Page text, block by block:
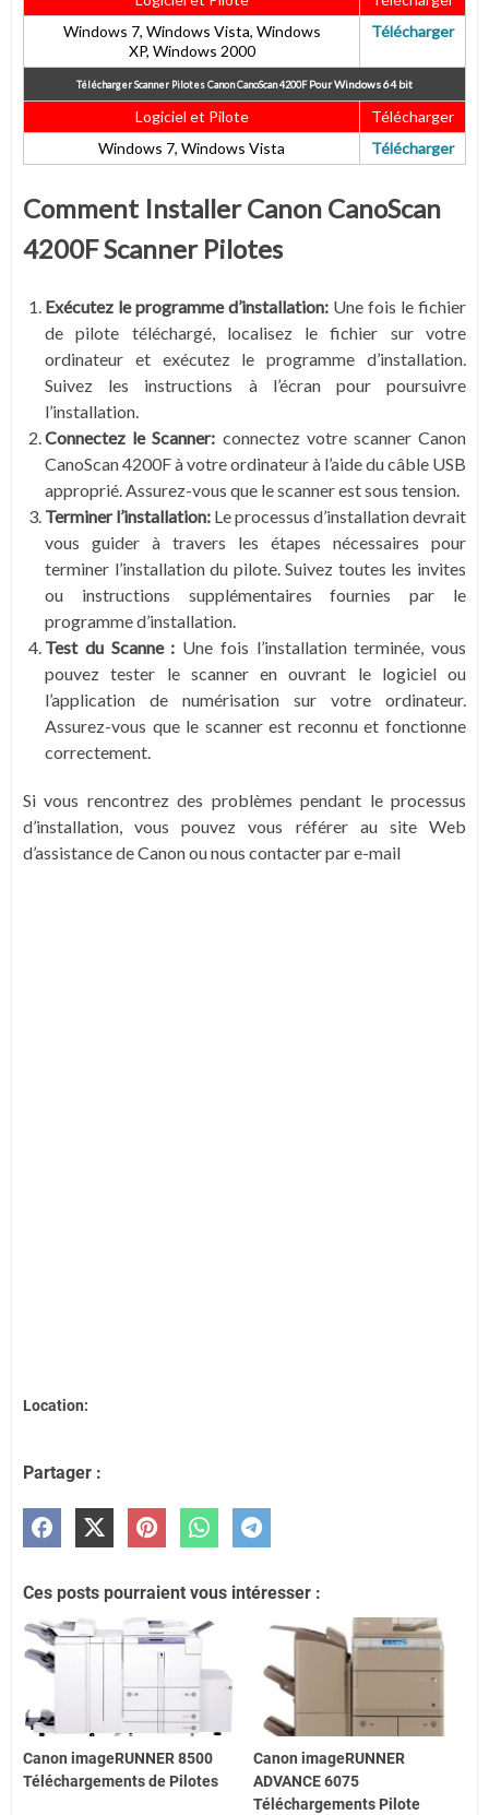
Windows 7, Windows Vista, Windows
XP, Windows 2000
Télécharger
Télécharger Scanner Pilotes Canon CanoScan 4200FPourWindows 64 bit
Logiciel et Pilote
Télécharger
Windows 7, Windows Vista
Télécharger
Comment Installer Canon CanoScan
4200F Scanner Pilotes
Exécutez le programme d’installation: Une fois le fichier
de pilote téléchargé, localisez le fichier sur votre
ordinateur et exécutez le programme d’installation.
Suivez les instructions à l’écran pour poursuivre
l’installation.
Connectez le Scanner: connectez votre scanner Canon
CanoScan 4200F à votre ordinateur à l’aide du câble USB
approprié. Assurez-vous que le scanner est sous tension.
Terminer l’installation: Le processus d’installation devrait
vous guider à travers les étapes nécessaires pour
terminer l’installation du pilote. Suivez toutes les invites
ou instructions supplémentaires fournies par le
programme d’installation.
Test du Scanne : Une fois l’installation terminée, vous
pouvez tester le scanner en ouvrant le logiciel ou
l’application de numérisation sur votre ordinateur.
Assurez-vous que le scanner est reconnu et fonctionne
correctement.
Si vous rencontrez des problèmes pendant le processus
d’installation, vous pouvez vous référer au site Web
d’assistance de Canon ou nous contacter par e-mail
Location:
Partager :
Ces posts pourraient vous intéresser :
Canon imageRUNNER 8500
Téléchargements de Pilotes
Canon imageRUNNER
ADVANCE 6075
Téléchargements Pilote